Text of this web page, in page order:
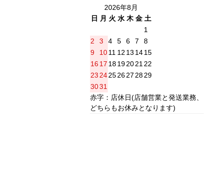
2026年8月
日
月 火 水 木 金 土
1
2
3 4 5 6 7
8
9
1011 12 13 1415
16 17 18192021 22
23 24252627 2829
3031
赤字：店休日(店舗営業と発送業務、
どちらもお休みとなります)